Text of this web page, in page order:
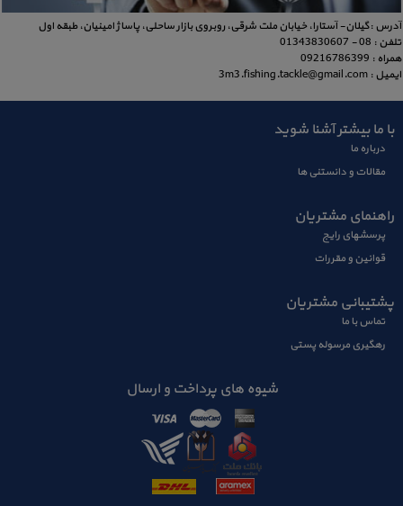
آدرس :گیلان- آستارا، خیابان ملت شرقی، روبروی بازار ساحلی، پاساژ امینیان، طبقه اول
تلفن : 08 - 01343830607
همراه : 09216786399
ایمیل : 3m3.fishing.tackle@gmail.com
با ما بیشتر آشنا شوید
درباره ما
مقالات و دانستنی ها
راهنمای مشتریان
پرسشهای رايج
قوانین و مقررات
پشتیبانی مشتریان
تماس با ما
رهگیری مرسوله پستی
شیوه های پرداخت و ارسال